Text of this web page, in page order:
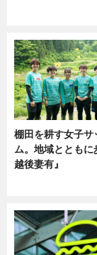
棚田を耕す女子サ
ム。地域とともに
越後妻有』